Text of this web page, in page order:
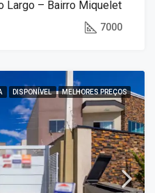
Largo – Bairro Miquelet
7000
DISPONÍVEL MELHORES PREÇOS